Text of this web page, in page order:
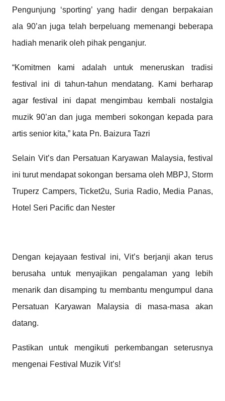
Pengunjung ‘sporting’ yang hadir dengan berpakaian
ala 90’an juga telah berpeluang memenangi beberapa
hadiah menarik oleh pihak penganjur.
“Komitmen kami adalah untuk meneruskan tradisi
festival ini di tahun-tahun mendatang. Kami berharap
agar festival ini dapat mengimbau kembali nostalgia
muzik 90’an dan juga memberi sokongan kepada para
artis senior kita,” kata Pn. Baizura Tazri
Selain Vit’s dan Persatuan Karyawan Malaysia, festival
ini turut mendapat sokongan bersama oleh MBPJ, Storm
Truperz Campers, Ticket2u, Suria Radio, Media Panas,
Hotel Seri Pacific dan Nester
Dengan kejayaan festival ini, Vit’s berjanji akan terus
berusaha untuk menyajikan pengalaman yang lebih
menarik dan disamping tu membantu mengumpul dana
Persatuan Karyawan Malaysia di masa-masa akan
datang.
Pastikan untuk mengikuti perkembangan seterusnya
mengenai Festival Muzik Vit’s!